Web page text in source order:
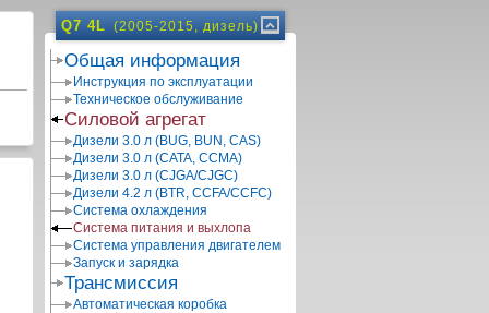
Q7 4L (2005-2015, дизель)
Общая информация
Инструкция по эксплуатации
Техническое обслуживание
Силовой агрегат
Дизели 3.0 л (BUG, BUN, CAS)
Дизели 3.0 л (CATA, CCMA)
Дизели 3.0 л (CJGA/CJGC)
Дизели 4.2 л (BTR, CCFA/CCFC)
Система охлаждения
Система питания и выхлопа
Система управления двигателем
Запуск и зарядка
Трансмиссия
Автоматическая коробка